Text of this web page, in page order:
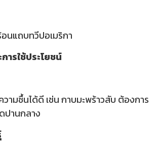
นแถบทวีปอเมริกา
ารใช้ประโยชน์
ามชื้นได้ดี เช่น กาบมะพร้าวสับ ต้องการ
ปานกลาง